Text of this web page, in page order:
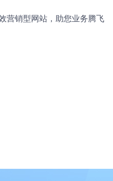
营销型网站，助您业务腾飞